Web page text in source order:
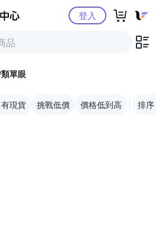
Yahoo購物中心登入
單眼
有現貨 挑戰低價 價格低到高 排序